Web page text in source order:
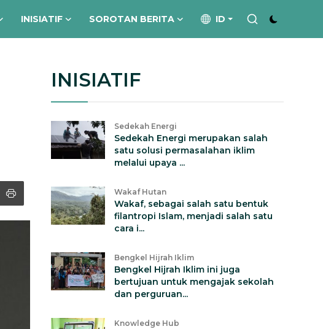
INISIATIF SOROTAN BERITA ID
INISIATIF
Sedekah Energi
Sedekah Energi merupakan salah
satu solusi permasalahan iklim
melalui upaya ...
Wakaf Hutan
Wakaf, sebagai salah satu bentuk
filantropi Islam, menjadi salah satu
cara i...
Bengkel Hijrah Iklim
Bengkel Hijrah Iklim ini juga
bertujuan untuk mengajak sekolah
dan perguruan...
Knowledge Hub